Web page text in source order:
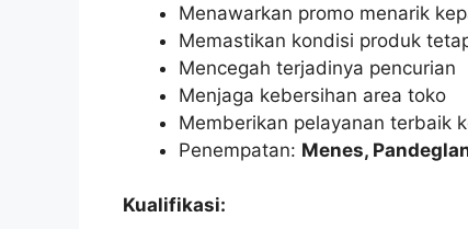
Menawarkan promo menarik
Memastikan kondisi produk
Mencegah terjadinya pencurian
Menjaga kebersihan area toko
Memberikan pelayanan terbaik
Penempatan: Menes,
Kualifikasi: